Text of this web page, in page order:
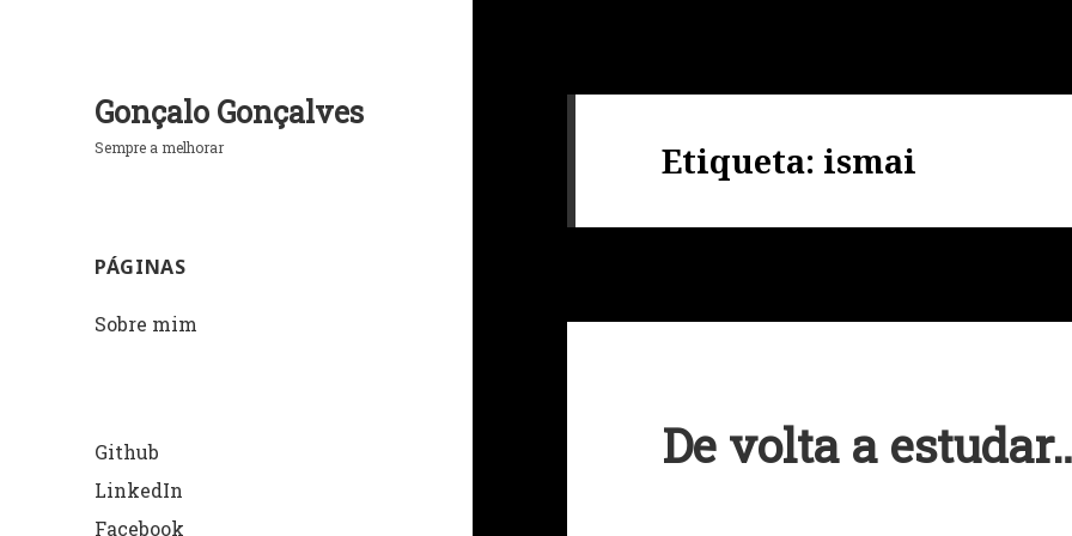
Gonçalo Gonçalves
Sempre a melhorar
PÁGINAS
Sobre mim
Github
LinkedIn
Facebook
Etiqueta: ismai
De volta a